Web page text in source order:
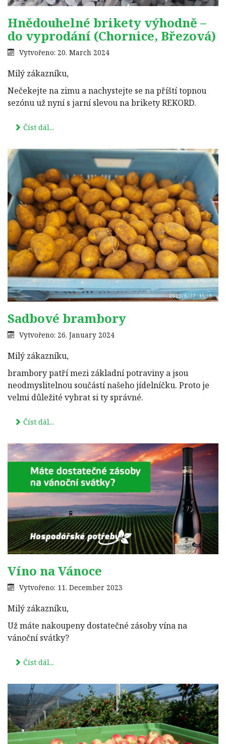
Hnědouhelné brikety výhodně –
do vyprodání (Chornice, Březová)
Vytvořeno: 20. March 2024
Milý zákazníku,
Nečekejte na zimu a nachystejte se na příští topnou
sezónu už nyní s jarní slevou na brikety REKORD.
Číst dál...
Sadbové brambory
Vytvořeno: 26. January 2024
Milý zákazníku,
brambory patří mezi základní potraviny a jsou
neodmyslitelnou součástí našeho jídelníčku. Proto je
velmi důležité vybrat si ty správné.
Číst dál...
Víno na Vánoce
Vytvořeno: 11. December 2023
Milý zákazníku,
Už máte nakoupeny dostatečné zásoby vína na
vánoční svátky?
Číst dál...